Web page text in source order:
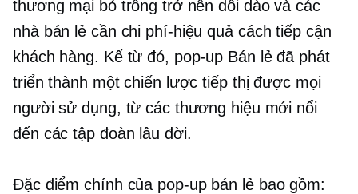
thương mại bỏ trống trở nên dồi dào và các
nhà bán lẻ cần chi phí-hiệu quảcách tiếp cận
khách hàng. Kể từ đó, pop-up Bán lẻ đã phát
triển thành một chiến lược tiếp thị được mọi
người sử dụng, từ các thương hiệu mới nổi
đến các tập đoàn lâu đời.
Đặc điểm chính của pop-upbán lẻ bao gồm: